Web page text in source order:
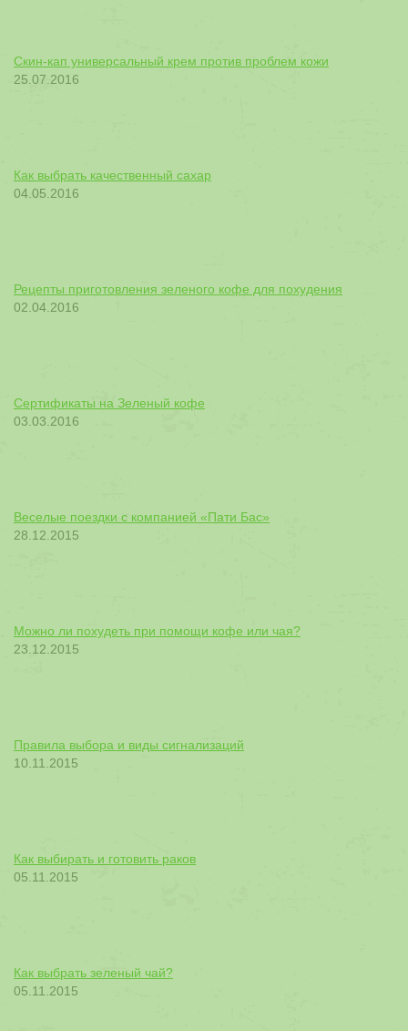
Скин-кап универсальный крем против проблем кожи
25.07.2016
Как выбрать качественный сахар
04.05.2016
Рецепты приготовления зеленого кофе для похудения
02.04.2016
Сертификаты на Зеленый кофе
03.03.2016
Веселые поездки с компанией «Пати Бас»
28.12.2015
Можно ли похудеть при помощи кофе или чая?
23.12.2015
Правила выбора и виды сигнализаций
10.11.2015
Как выбирать и готовить раков
05.11.2015
Как выбрать зеленый чай?
05.11.2015